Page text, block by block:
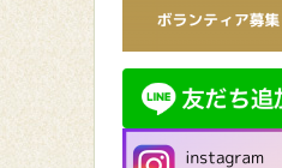
多治見市ジュニアリー